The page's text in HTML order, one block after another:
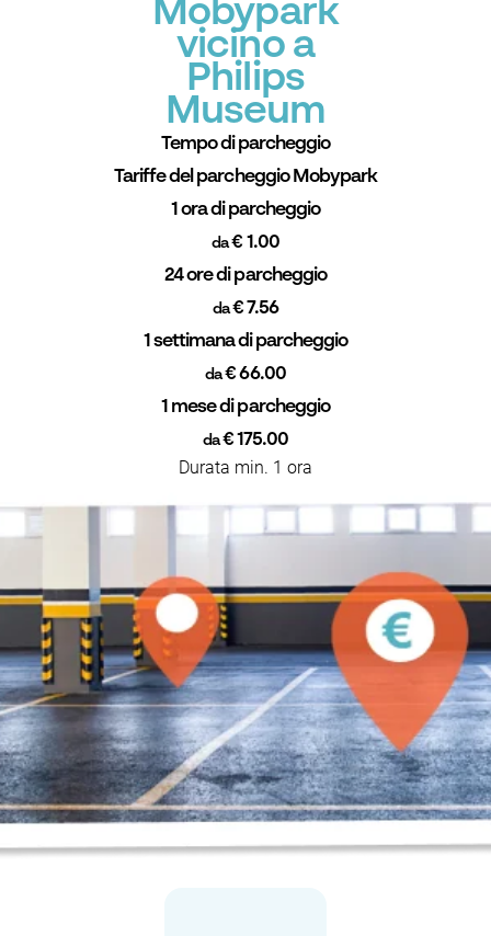
Mobypark
vicino a
Philips
Museum
Tempo di parcheggio
Tariffe del parcheggio Mobypark
1 ora di parcheggio
da€ 1.00
24 ore di parcheggio
da€ 7.56
1 settimana di parcheggio
da€ 66.00
1 mese di parcheggio
da€ 175.00
Durata min. 1 ora